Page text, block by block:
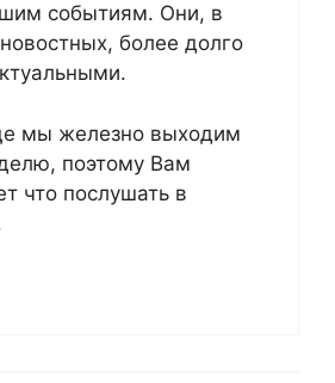
событиям. Они, в
более долго
мы железно выходим
поэтому Вам
что послушать в